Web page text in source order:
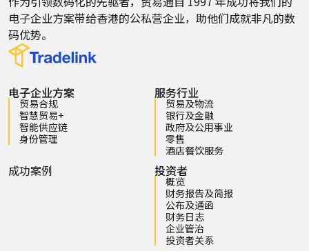
电子企业方案带给香港的公私营企业，助他们成就非凡的数
码优势。
电子企业方案
贸易合规
智慧贸易+
智能供应链
身份管理
服务行业
贸易及物流
银行及金融
政府及公用事业
零售
酒店餐饮服务
成功案例 投资者
概览
财务报告及简报
公布及通函
财务日志
企业管治
投资者关系